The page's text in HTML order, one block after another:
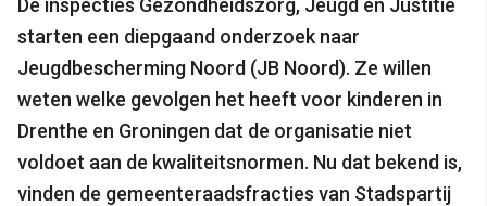
De inspecties Gezondheidszorg, Jeugd en Justitie
starten een diepgaand onderzoek naar
Jeugdbescherming Noord (JB Noord). Ze willen
weten welke gevolgen het heeft voor kinderen in
Drenthe en Groningen dat de organisatie niet
voldoet aan de kwaliteitsnormen. Nu dat bekend is,
vinden de gemeenteraadsfracties van Stadspartij